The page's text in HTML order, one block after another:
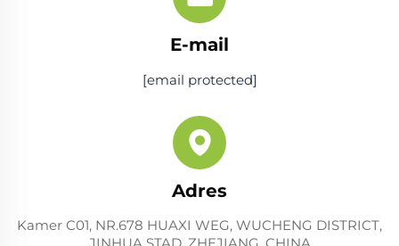
E-mail
[email protected]
Adres
Kamer C01, NR.678 HUAXI WEG, WUCHENG DISTRICT,